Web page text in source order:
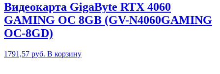
Видеокарта GigaByte RTX 4060
GAMING OC 8GB (GV-N4060GAMING
OC-8GD)
1791,57 руб. В корзину